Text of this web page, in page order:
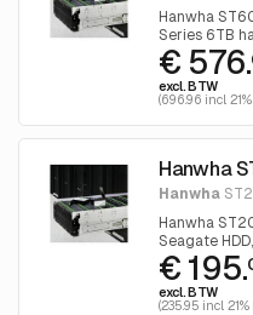
Hanwha
Series 6TB
€
excl. BTW
(696.96 incl. 21%
Hanwha
Hanwha
Hanwha
Seagate
€
excl. BTW
(235.95 incl. 21%